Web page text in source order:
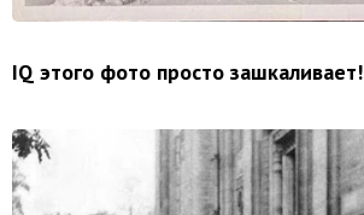
IQ этого фото просто зашкаливает!